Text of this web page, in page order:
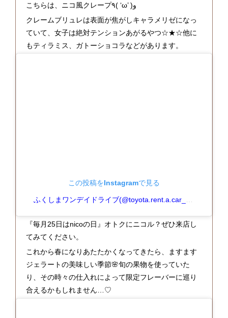
こちらは、ニコ風クレープ٩( ‘ω’ )و
クレームブリュレは表面が焦がしキャラメリゼになっ
ていて、女子は絶対テンションあがるやつ☆★☆他に
もティラミス、ガトーショコラなどがあります。
この投稿をInstagramで見る
ふくしまワンデイドライブ(@toyota.rent.a.car_fukushima)がシェアした投稿
『毎月25日はnicoの日』オトクにニコル？ぜひ来店し
てみてください。
これから春になりあたたかくなってきたら、ますます
ジェラートの美味しい季節🌸旬の果物を使っていた
り、その時々の仕入れによって限定フレーバーに巡り
合えるかもしれません…♡